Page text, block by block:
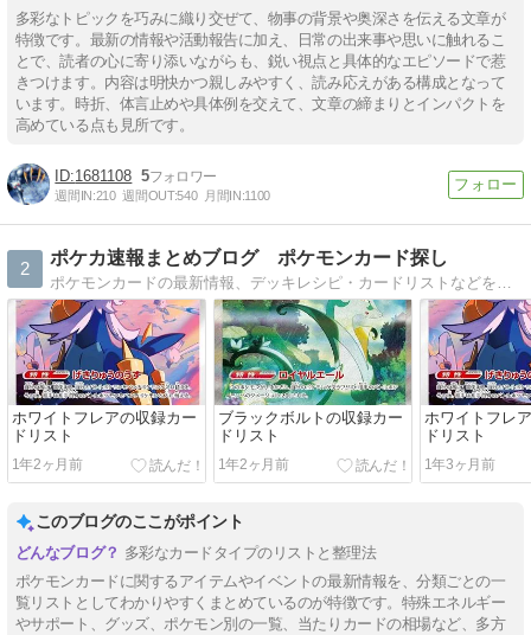
多彩なトピックを巧みに織り交ぜて、物事の背景や奥深さを伝える文章が
特徴です。最新の情報や活動報告に加え、日常の出来事や思いに触れるこ
とで、読者の心に寄り添いながらも、鋭い視点と具体的なエピソードで惹
きつけます。内容は明快かつ親しみやすく、読み応えがある構成となって
います。時折、体言止めや具体例を交えて、文章の締まりとインパクトを
高めている点も見所です。
1681108 5
週間IN:210 週間OUT:540 月間IN:1100
2
ポケカ速報まとめブログ ポケモンカード探し
ポケモンカードの最新情報、デッキレシピ・カードリストなどを紹介しているブログです。
ホワイトフレアの収録カー
ドリスト
1年2ヶ月前
ブラックボルトの収録カー
ドリスト
1年2ヶ月前
ホワイトフレ
ドリスト
1年3ヶ月前
このブログのここがポイント
多彩なカードタイプのリストと整理法
ポケモンカードに関するアイテムやイベントの最新情報を、分類ごとの一
覧リストとしてわかりやすくまとめているのが特徴です。特殊エネルギー
やサポート、グッズ、ポケモン別の一覧、当たりカードの相場など、多方